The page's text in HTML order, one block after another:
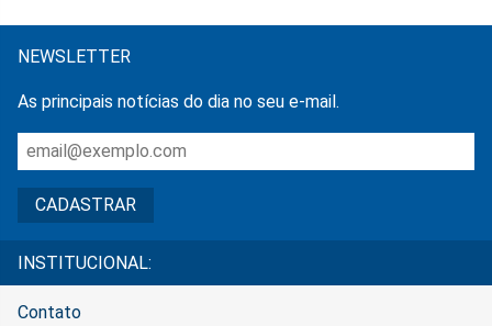
NEWSLETTER
As principais notícias do dia no seu e-mail.
INSTITUCIONAL:
Contato